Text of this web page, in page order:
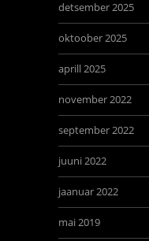
detsember 2025
oktoober 2025
aprill 2025
november 2022
september 2022
juuni 2022
jaanuar 2022
mai 2019